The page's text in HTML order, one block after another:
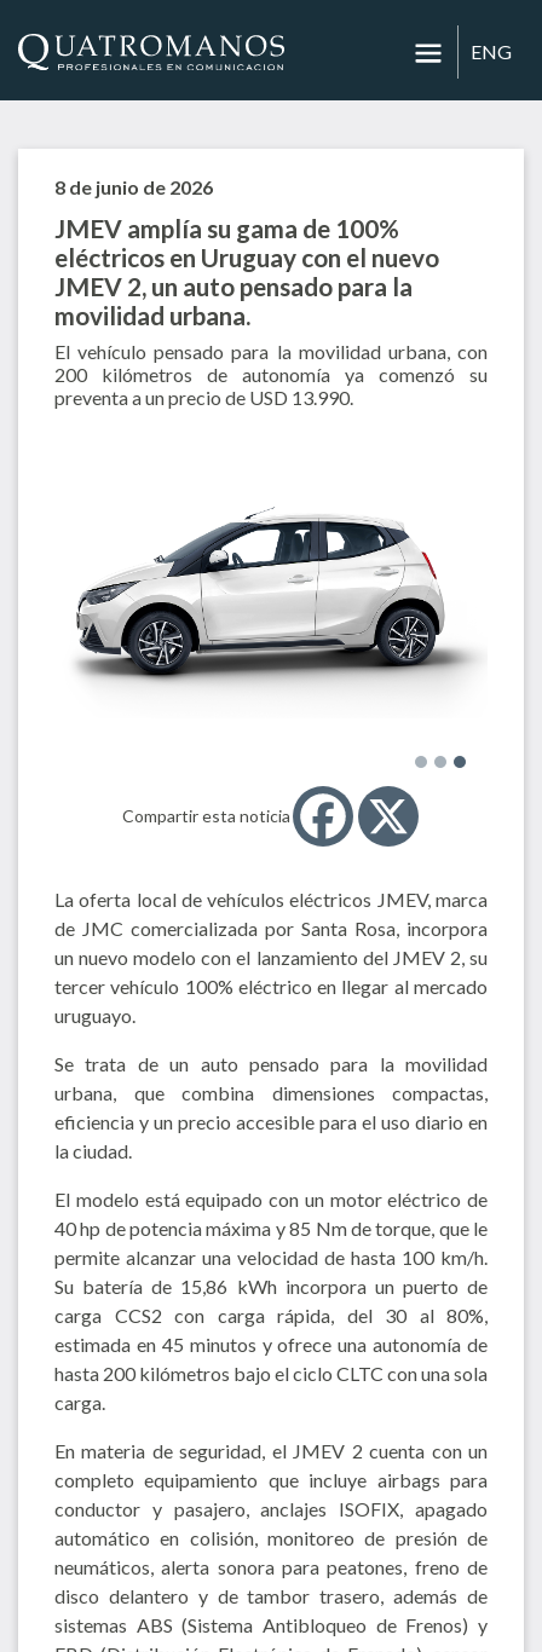
ENG
8 de junio de 2026
JMEV amplía su gama de 100%
eléctricos en Uruguay con el nuevo
JMEV 2, un auto pensado para la
movilidad urbana.
El vehículo pensado para la movilidad urbana, con
200 kilómetros de autonomía ya comenzó su
preventa a un precio de USD 13.990.
Compartir esta noticia
La oferta local de vehículos eléctricos JMEV, marca
de JMC comercializada por Santa Rosa, incorpora
un nuevo modelo con el lanzamiento del JMEV 2, su
tercer vehículo 100% eléctrico en llegar al mercado
uruguayo.
Se trata de un auto pensado para la movilidad
urbana, que combina dimensiones compactas,
eficiencia y un precio accesible para el uso diario en
la ciudad.
El modelo está equipado con un motor eléctrico de
40 hp de potencia máxima y 85 Nm de torque, que le
permite alcanzar una velocidad de hasta 100 km/h.
Su batería de 15,86 kWh incorpora un puerto de
carga CCS2 con carga rápida, del 30 al 80%,
estimada en 45 minutos y ofrece una autonomía de
hasta 200 kilómetros bajo el ciclo CLTC con una sola
carga.
En materia de seguridad, el JMEV 2 cuenta con un
completo equipamiento que incluye airbags para
conductor y pasajero, anclajes ISOFIX, apagado
automático en colisión, monitoreo de presión de
neumáticos, alerta sonora para peatones, freno de
disco delantero y de tambor trasero, además de
sistemas ABS (Sistema Antibloqueo de Frenos) y